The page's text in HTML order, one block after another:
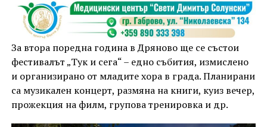
За втора поредна година в Дряново ще се състои
фестивалът „Тук и сега“ – едно събития, измислено
и организирано от младите хора в града. Планирани
са музикален концерт, размяна на книги, куиз вечер,
прожекция на филм, групова тренировка и др.